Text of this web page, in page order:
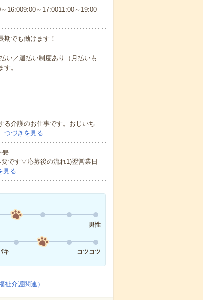
16:009:00～17:0011:00～19:00
でも働けます！
／週払い制度あり（月払いも
。
る介護のお仕事です。おじいち
つづきを見る
要
です▽応募後の流れ1)翌営業日
見る
男性
キ
コツコツ
介護関連）